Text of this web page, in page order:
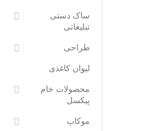
ساک دستی
تبلیغاتی
طراحی
لیوان کاغذی
محصولات خام
پیکسل
موکاپ